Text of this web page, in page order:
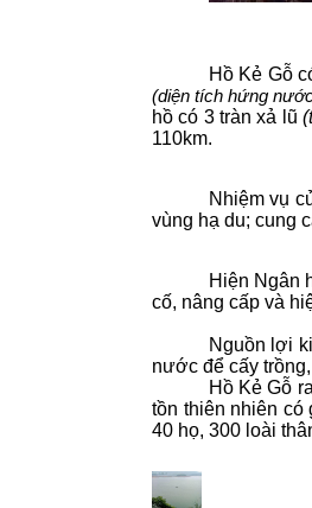
Hồ
Hồ Kẻ Gỗ
(diện tích hứng
hồ có 3 tràn xả lũ
110km.
Nhiệm vụ
vùng hạ du; cung
Hiện Ngân
cố, nâng cấp và
Nguồn lợi kinh
nước để cấy
Hồ Kẻ Gỗ ra đời
tồn thiên nhiên có
40 họ, 300 loài